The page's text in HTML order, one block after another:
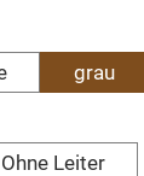
grau
Ohne Leiter